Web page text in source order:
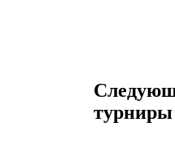
турниры